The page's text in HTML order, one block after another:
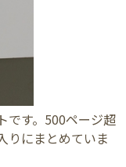
です。500ページ超
りにまとめていま